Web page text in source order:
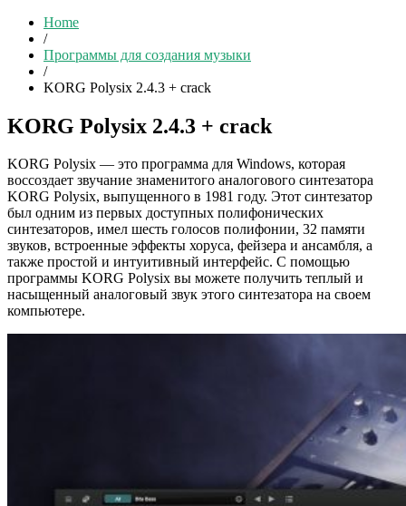
Home
/
Программы для создания музыки
/
KORG Polysix 2.4.3 + crack
KORG Polysix 2.4.3 + crack
KORG Polysix — это программа для Windows, которая
воссоздает звучание знаменитого аналогового синтезатора
KORG Polysix, выпущенного в 1981 году. Этот синтезатор
был одним из первых доступных полифонических
синтезаторов, имел шесть голосов полифонии, 32 памяти
звуков, встроенные эффекты хоруса, фейзера и ансамбля, а
также простой и интуитивный интерфейс. С помощью
программы KORG Polysix вы можете получить теплый и
насыщенный аналоговый звук этого синтезатора на своем
компьютере.